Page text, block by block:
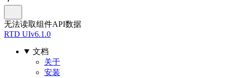
无法读取组件API数据
RTD UIv6.1.0
文档
关于
安装